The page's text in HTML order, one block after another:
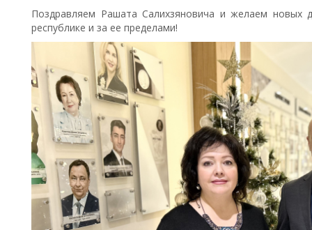
Поздравляем Рашата Салихзяновича и желаем новых
республике и за ее пределами!